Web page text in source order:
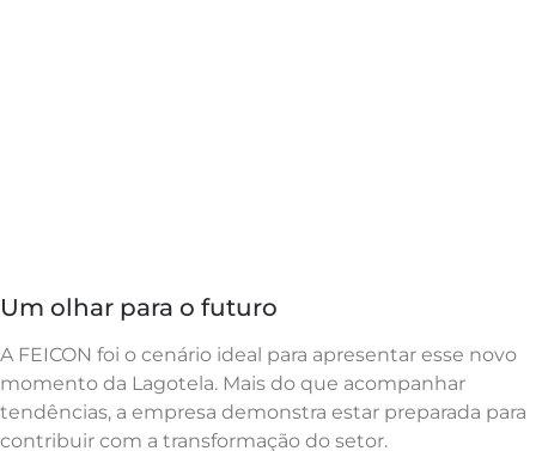
Um olhar para o futuro
A FEICON foi o cenário ideal para apresentar esse novo
momento da Lagotela. Mais do que acompanhar
tendências, a empresa demonstra estar preparada para
contribuir com a transformação do setor.